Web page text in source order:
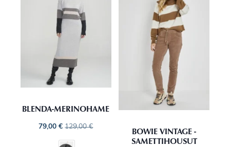
BLENDA-MERINOHAME
79,00€ 129,00€
BOWIE VINTAGE -
SAMETTIHOUSUT